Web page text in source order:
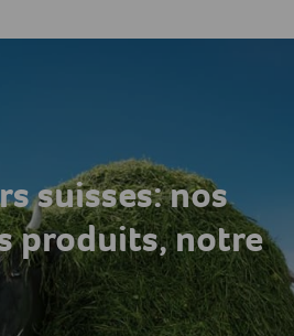
suisses: nos
produits, notre